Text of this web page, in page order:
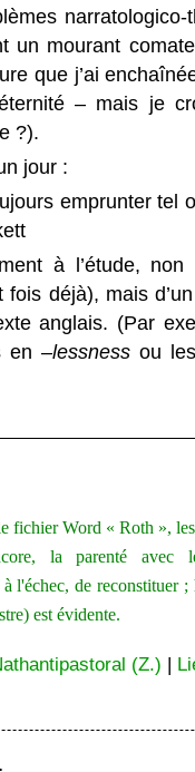
un mourant
que j’ai
– mais je
?).
jour :
emprunter tel
à l’étude, non
déjà), mais
anglais. (Par
en –lessness ou
fichier Word « Roth »,
la parenté avec
l'échec, de reconstituer
est évidente.
(Z.) |